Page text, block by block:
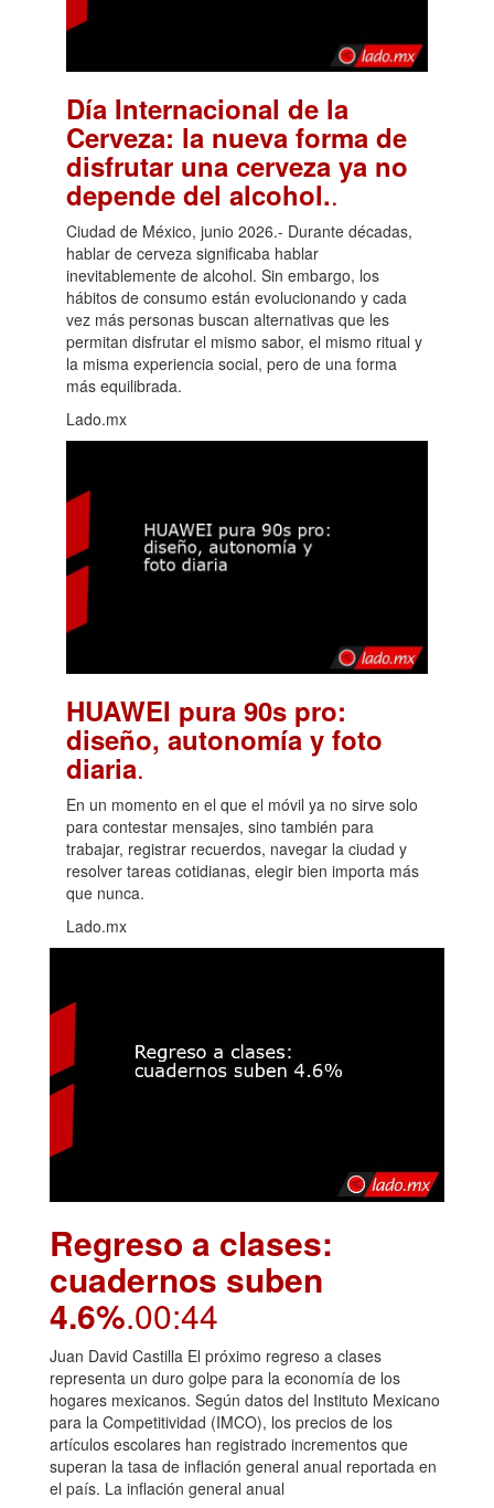
Día Internacional de la
Cerveza: la nueva forma de
disfrutar una cerveza ya no
depende del alcohol..
Ciudad de México, junio 2026.- Durante décadas,
hablar de cerveza significaba hablar
inevitablemente de alcohol. Sin embargo, los
hábitos de consumo están evolucionando y cada
vez más personas buscan alternativas que les
permitan disfrutar el mismo sabor, el mismo ritual y
la misma experiencia social, pero de una forma
más equilibrada.
Lado.mx
HUAWEI pura 90s pro:
diseño, autonomía y foto
diaria.
En un momento en el que el móvil ya no sirve solo
para contestar mensajes, sino también para
trabajar, registrar recuerdos, navegar la ciudad y
resolver tareas cotidianas, elegir bien importa más
que nunca.
Lado.mx
Regreso a clases:
cuadernos suben
4.6%.00:44
Juan David Castilla El próximo regreso a clases
representa un duro golpe para la economía de los
hogares mexicanos. Según datos del Instituto Mexicano
para la Competitividad (IMCO), los precios de los
artículos escolares han registrado incrementos que
superan la tasa de inflación general anual reportada en
el país. La inflación general anual